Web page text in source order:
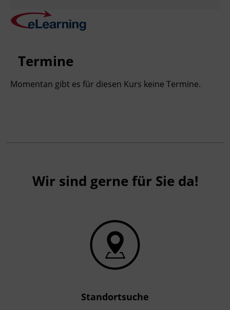
Teilnehmenden:
Präsentationen mit fortgeschrittenen
Illustrationen und Grafiken bearbeiten.
Bilder und Videos als Multimedia-
Elemente einbinden.
Animationen und Medien gezielt
Kursbesuchsbestätigung
Termine
Momentan gibt es für diesen Kurs keine Termine.
Wir sind gerne für Sie da!
Standortsuche